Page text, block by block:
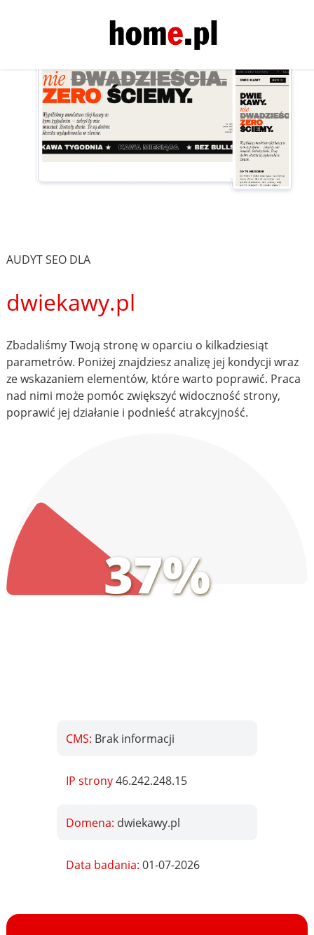
AUDYT SEO DLA
dwiekawy.pl
Zbadaliśmy Twoją stronę w oparciu o kilkadziesiąt
parametrów. Poniżej znajdziesz analizę jej kondycji wraz
ze wskazaniem elementów, które warto poprawić. Praca
nad nimi może pomóc zwiększyć widoczność strony,
poprawić jej działanie i podnieść atrakcyjność.
37%
CMS: Brak informacji
IP strony46.242.248.15
Domena: dwiekawy.pl
Data badania:01-07-2026